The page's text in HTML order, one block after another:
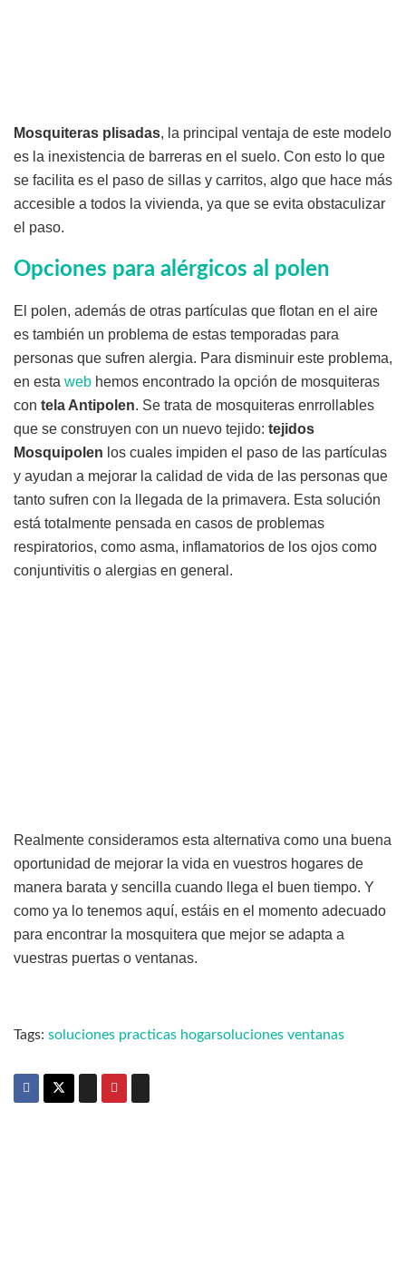
Mosquiteras plisadas, la principal ventaja de este modelo
es la inexistencia de barreras en el suelo. Con esto lo que
se facilita es el paso de sillas y carritos, algo que hace más
accesible a todos la vivienda, ya que se evita obstaculizar
el paso.
Opciones para alérgicos al polen
El polen, además de otras partículas que flotan en el aire
es también un problema de estas temporadas para
personas que sufren alergia. Para disminuir este problema,
en esta web hemos encontrado la opción de mosquiteras
con tela Antipolen. Se trata de mosquiteras enrrollables
que se construyen con un nuevo tejido: tejidos
Mosquipolen los cuales impiden el paso de las partículas
y ayudan a mejorar la calidad de vida de las personas que
tanto sufren con la llegada de la primavera. Esta solución
está totalmente pensada en casos de problemas
respiratorios, como asma, inflamatorios de los ojos como
conjuntivitis o alergias en general.
Realmente consideramos esta alternativa como una buena
oportunidad de mejorar la vida en vuestros hogares de
manera barata y sencilla cuando llega el buen tiempo. Y
como ya lo tenemos aquí, estáis en el momento adecuado
para encontrar la mosquitera que mejor se adapta a
vuestras puertas o ventanas.
Tags: soluciones practicas hogarsoluciones ventanas